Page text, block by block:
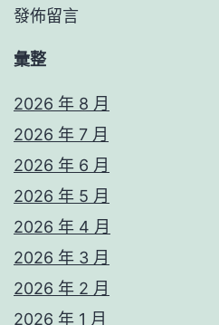
發佈留言
彙整
2026 年 8 月
2026 年 7 月
2026 年 6 月
2026 年 5 月
2026 年 4 月
2026 年 3 月
2026 年 2 月
2026 年 1 月